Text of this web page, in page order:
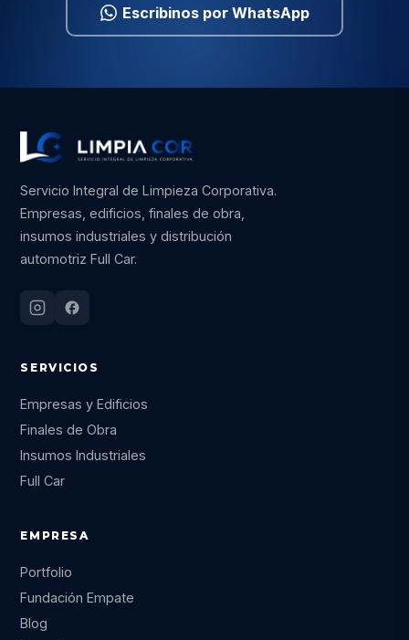
Escribinos por WhatsApp
Servicio Integral de Limpieza Corporativa.
Empresas, edificios, finales de obra,
insumos industriales y distribución
automotriz Full Car.
SERVICIOS
Empresas y Edificios
Finales de Obra
Insumos Industriales
Full Car
EMPRESA
Portfolio
Fundación Empate
Blog